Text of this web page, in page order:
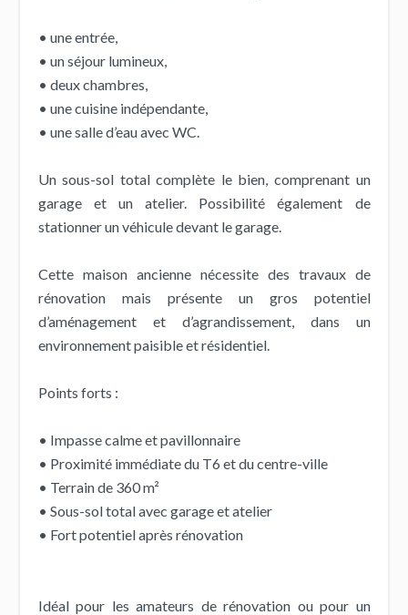
• une entrée,
• un séjour lumineux,
• deux chambres,
• une cuisine indépendante,
• une salle d’eau avec WC.
Un sous-sol total complète le bien, comprenant un
garage et un atelier. Possibilité également de
stationner un véhicule devant le garage.
Cette maison ancienne nécessite des travaux de
rénovation mais présente un gros potentiel
d’aménagement et d’agrandissement, dans un
environnement paisible et résidentiel.
Points forts :
• Impasse calme et pavillonnaire
• Proximité immédiate du T6 et du centre-ville
• Terrain de 360 m²
• Sous-sol total avec garage et atelier
• Fort potentiel après rénovation
Idéal pour les amateurs de rénovation ou pour un